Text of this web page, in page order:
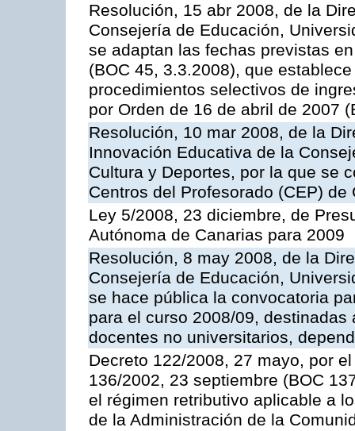
Resolución, 15 abr 2008, de la
Consejería de Educación,
se adaptan las fechas previstas
(BOC 45, 3.3.2008), que
procedimientos selectivos de
por Orden de 16 de abril de 2007
Resolución, 10 mar 2008, de la
Innovación Educativa de la
Cultura y Deportes, por la que se
Centros del Profesorado (CEP) de
Ley 5/2008, 23 diciembre, de
Autónoma de Canarias para 2009
Resolución, 8 may 2008, de la
Consejería de Educación,
se hace pública la convocatoria
para el curso 2008/09,
docentes no universitarios,
Decreto 122/2008, 27 mayo, por
136/2002, 23 septiembre (BOC
el régimen retributivo aplicable a
de la Administración de la